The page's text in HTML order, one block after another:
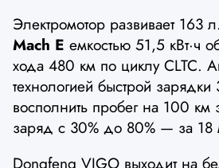
Электромотор развивает 163
Mach E емкостью 51,5 кВт·ч
хода 480 км по циклу CLTC.
технологией быстрой зарядки
восполнить пробег на 100 км
заряд с 30% до 80% — за 18
Dongfeng VIGO выходит на